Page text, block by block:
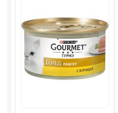
ТОМАТ)
биточки
90г